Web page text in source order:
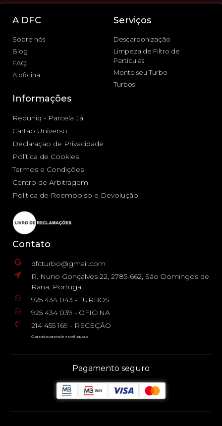
A DFC
Sobre nós
Blog
FAQ
A oficina
Serviços
Descarbonização
Limpeza de Filtro de
Partículas
Monte seu Turbo
Turbos
Informações
Reduniq - Parcela Já
Cartão Universo
Declaração de Privacidade
Política de Cookies
Termos e Condições
Centro de Arbitragem
Política de Reembolso e Devolução
Contato
dfcturbo@gmail.com
R. Nuno Gonçalves 22, 2785-662, São Domingos de
Rana, Portugal
925 434 043 - TURBOS
925 434 039 - OFICINA
214 455 169 - RECEÇÃO
Chamada para rede móvel naciona
Pagamento seguro